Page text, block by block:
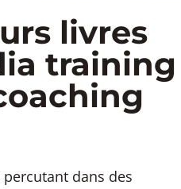
livres
training
dans des